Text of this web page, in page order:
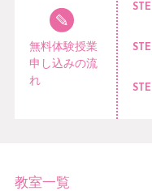
無料体験授業
申し込みの流
れ
教室一覧